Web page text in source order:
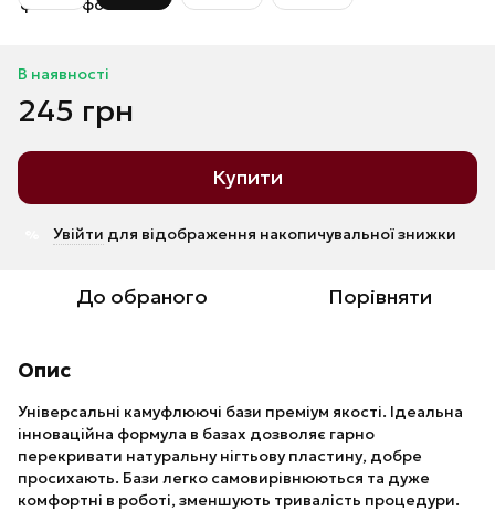
В наявності
245 грн
Купити
Увійти для відображення накопичувальної знижки
До обраного Порівняти
Опис
Універсальні камуфлюючі бази преміум якості. Ідеальна
інноваційна формула в базах дозволяє гарно
перекривати натуральну нігтьову пластину, добре
просихають. Бази легко самовирівнюються та дуже
комфортні в роботі, зменшують тривалість процедури.